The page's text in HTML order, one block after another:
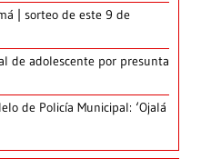
| sorteo de este 9 de
de adolescente por presunta
de Policía Municipal: ‘Ojalá